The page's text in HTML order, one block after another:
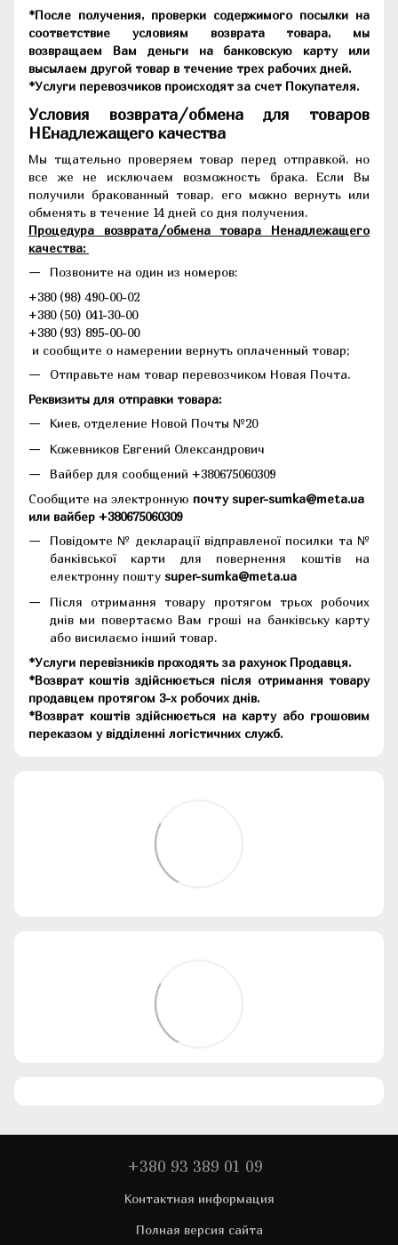
*После получения, проверки содержимого посылки на
соответствие условиям возврата товара, мы
возвращаем Вам деньги на банковскую карту или
высылаем другой товар в течение трех рабочих дней.
*Услуги перевозчиков происходят за счет Покупателя.
Условия возврата/обмена для товаров
НЕнадлежащего качества
Мы тщательно проверяем товар перед отправкой, но
все же не исключаем возможность брака. Если Вы
получили бракованный товар, его можно вернуть или
обменять в течение 14 дней со дня получения.
Процедура возврата/обмена товара Ненадлежащего
качества:
Позвоните на один из номеров:
+380 (98) 490-00-02
+380 (50) 041-30-00
+380 (93) 895-00-00
и сообщите о намерении вернуть оплаченный товар;
Отправьте нам товар перевозчиком Новая Почта.
Реквизиты для отправки товара:
Киев, отделение Новой Почты №20
Кожевников Евгений Олександрович
Вайбер для сообщений +380675060309
Сообщите на электронную почту super-sumka@meta.ua
или вайбер +380675060309
Повідомте № декларації відправленої посилки та №
банківської карти для повернення коштів на
електронну пошту super-sumka@meta.ua
Після отримання товару протягом трьох робочих
днів ми повертаємо Вам гроші на банківську карту
або висилаємо інший товар.
*Услуги перевізників проходять за рахунок Продавця.
*Возврат коштів здійснюється після отримання товару
продавцем протягом 3-х робочих днів.
*Возврат коштів здійснюється на карту або грошовим
переказом у відділенні логістичних служб.
+380 93 389 01 09
Контактная информация
Полная версия сайта